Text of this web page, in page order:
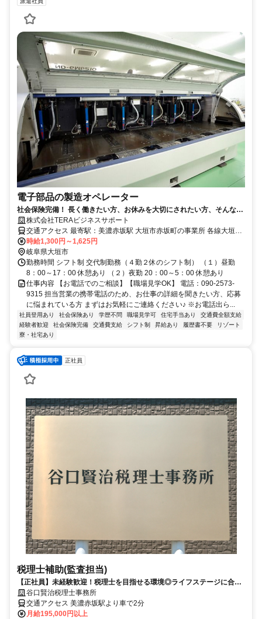
電子部品の製造オペレーター
社会保険完備！ 長く働きたい方、お休みを大切にされたい方、そんな方
にぴったりの派遣会社です♪
株式会社TERAビジネスサポート
交通アクセス 最寄駅：美濃赤坂駅 大垣市赤坂町の事業所 各線大垣駅
下車 車通勤が便利です
時給1,300円～1,625円
岐阜県大垣市
勤務時間 シフト制 交代制勤務（４勤２休のシフト制） （１）昼勤
8：00～17：00 休憩あり （２）夜勤 20：00～5：00 休憩あり
仕事内容 【お電話でのご相談】【職場見学OK】 電話：090-2573-
9315 担当営業の携帯電話のため、お仕事の詳細を聞きたい方、応募
に悩まれている方 まずはお気軽にご連絡ください♪ ※お電話出ら...
社員登用あり 社会保険あり 学歴不問 職場見学可 住宅手当あり
交通費全額支給
経験者歓迎
社会保険完備 交通費支給 シフト制 昇給あり 履歴書不要
リゾート
寮・社宅あり
正社員
税理士補助(監査担当)
【正社員】未経験歓迎！税理士を目指せる環境◎ライフステージに合わ
せた働き方＆充実のサポート体制
谷口賢治税理士事務所
交通アクセス 美濃赤坂駅より車で2分
月給195,000円以上